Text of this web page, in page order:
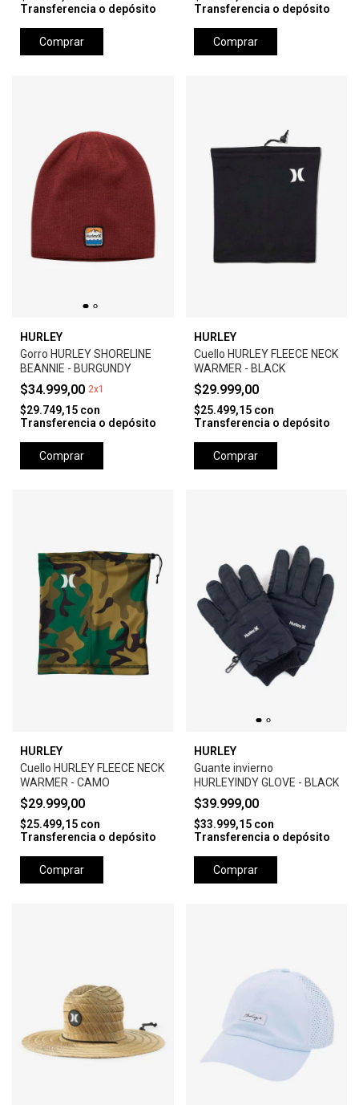
Transferencia o depósito
Comprar
Transferencia o depósito
Comprar
HURLEY
Gorro HURLEY SHORELINE
BEANNIE - BURGUNDY
$34.999,00 2x1
$29.749,15 con
Transferencia o depósito
Comprar
HURLEY
Cuello HURLEY FLEECE NECK
WARMER - BLACK
$29.999,00
$25.499,15 con
Transferencia o depósito
Comprar
HURLEY
Cuello HURLEY FLEECE NECK
WARMER - CAMO
$29.999,00
$25.499,15 con
Transferencia o depósito
Comprar
HURLEY
Guante invierno
HURLEYINDY GLOVE - BLACK
$39.999,00
$33.999,15 con
Transferencia o depósito
Comprar